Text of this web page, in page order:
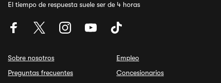
El tiempo de respuesta suele ser de 4 horas
Sobre nosotros
Preguntas frecuentes
Empleo
Concesionarios